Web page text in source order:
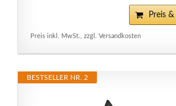
Preis
Preis inkl. MwSt., zzgl. Versandkosten
BESTSELLER NR. 2